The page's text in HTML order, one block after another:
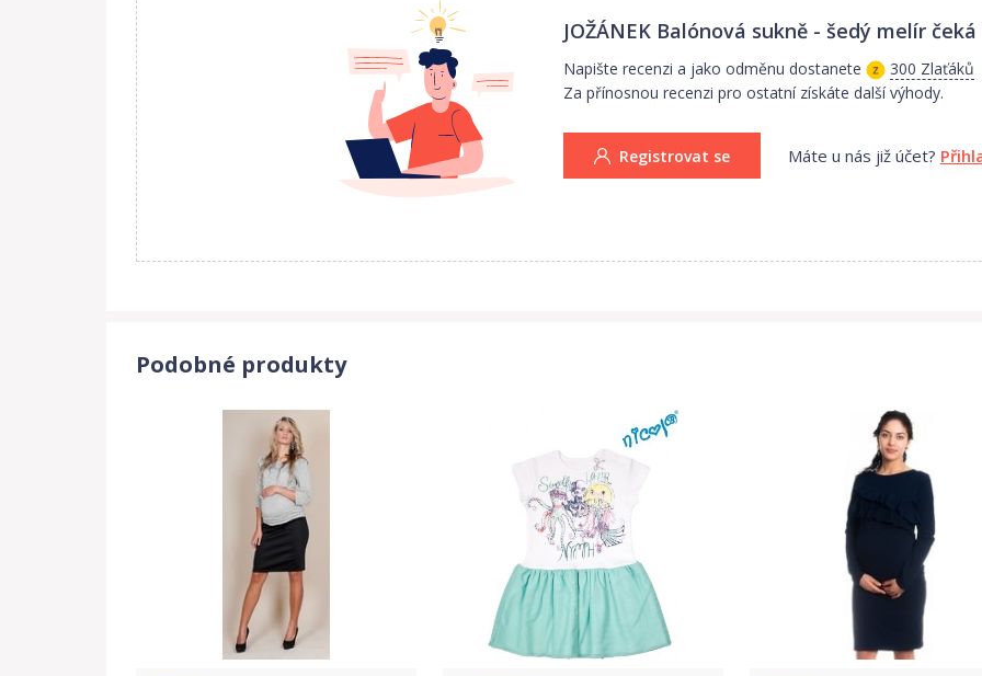
VYROBENO V ČR.
1. Jakost.
JOŽÁNEK Balónová sukně - šedý melír
Napište recenzi a jako odměnu dostanete
300 Zlaťáků
Za přínosnou recenzi pro ostatní získáte další výhody.
Registrovat se Máte u nás již účet?
Podobné produkty